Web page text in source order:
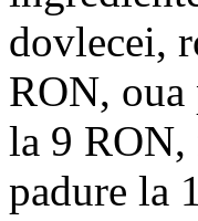
dovlecei,
RON, oua
la 9 RON,
padure la